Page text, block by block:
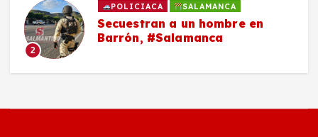
2
POLICIACA SALAMANCA
Secuestran a un hombre en
Barrón, #Salamanca